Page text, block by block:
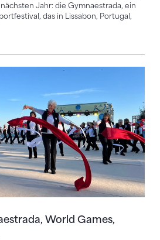
Jahr: die Gymnaestrada, ein
das in Lissabon, Portugal,
World Games,
World Games, Eurogym